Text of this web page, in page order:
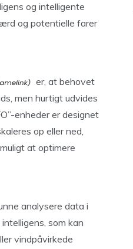
og intelligente
og potentielle farer
er, at behovet
men hurtigt udvides
enheder er designet
op eller ned,
at optimere
analysere data i
som kan
vindpåvirkede